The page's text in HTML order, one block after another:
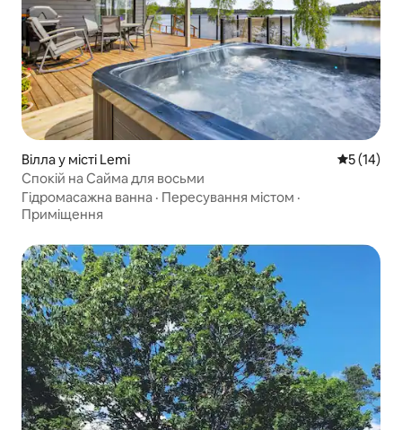
Вілла у місті Lemi Середня
5 (14)
Спокій на Сайма для восьми
Гідромасажна ванна · Пересування містом ·
Приміщення